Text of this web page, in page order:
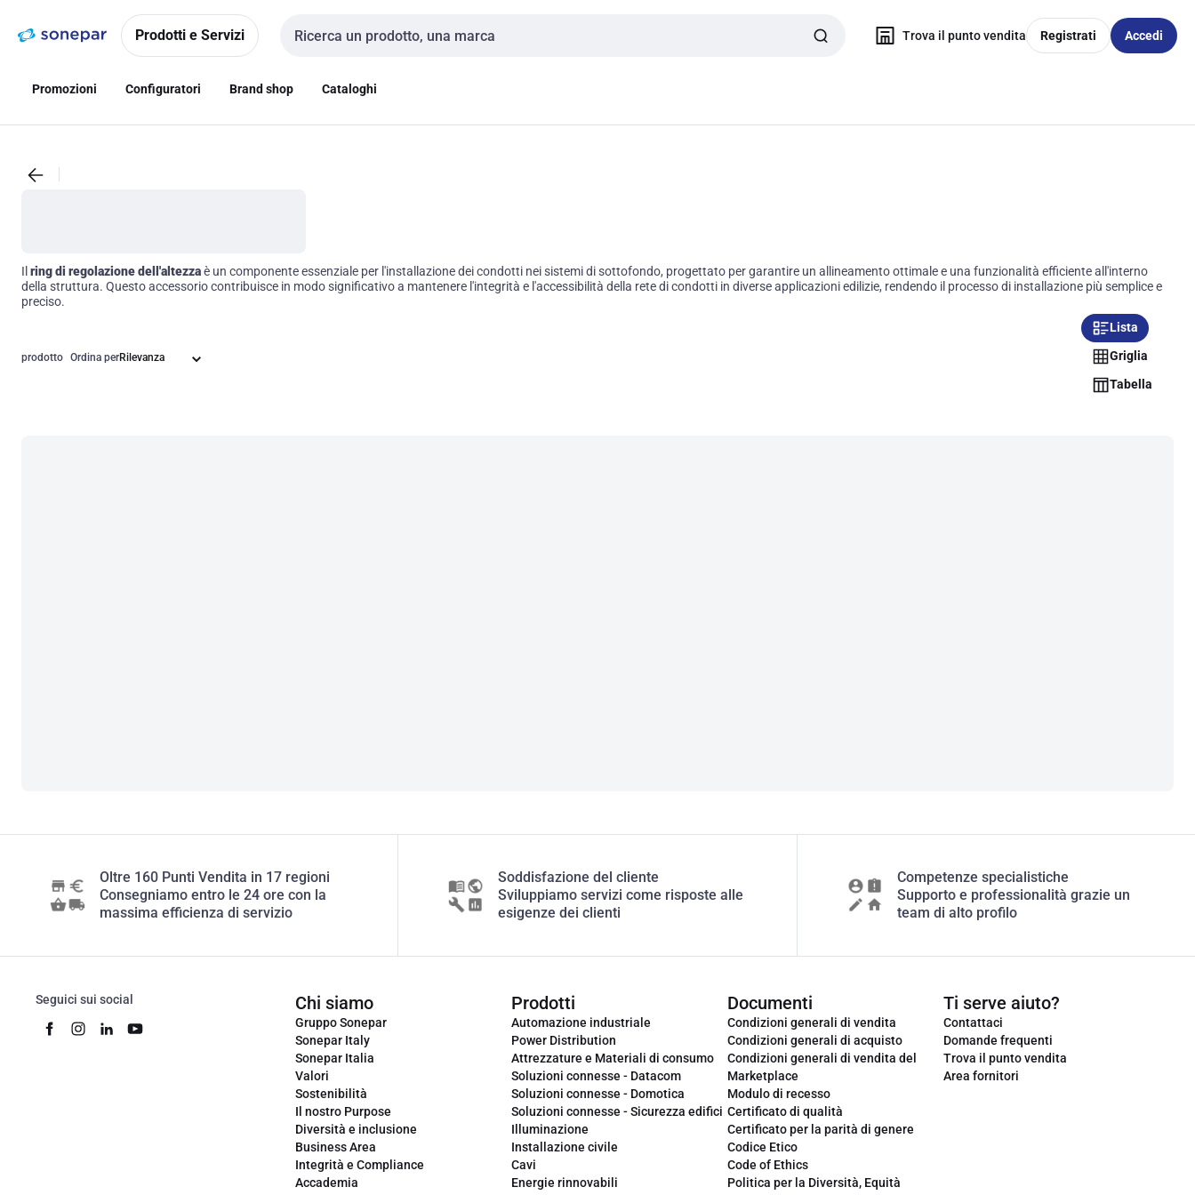
navigazionealla
Prodotti e Servizi
Cerca input
Trova il punto vendita Registrati Accedi
Promozioni Configuratori Brand shop Cataloghi
Il ring di regolazione dell'altezzaè un componente essenziale per l'installazione dei condotti nei sistemi di sottofondo, progettato per garantire un allineamento ottimale e una funzionalità efficiente all'interno
della struttura. Questo accessorio contribuisce in modo significativo a mantenere l'integrità e l'accessibilità della rete di condotti in diverse applicazioni edilizie, rendendo il processo di installazione più semplice e
preciso.
prodotto Ordina per
Lista
Griglia
Tabella
Oltre 160 Punti Vendita in 17 regioni
Consegniamo entro le 24 ore con la
massima efficienza di servizio
Soddisfazione del cliente
Sviluppiamo servizi come risposte alle
esigenze dei clienti
Competenze specialistiche
Supporto e professionalità grazie un
team di alto profilo
Seguici sui social Chi siamo
Gruppo Sonepar
Sonepar Italy
Sonepar Italia
Valori
Sostenibilità
Il nostro Purpose
Diversità e inclusione
Business Area
Integrità e Compliance
Accademia
Prodotti
Automazione industriale
Power Distribution
Attrezzature e Materiali di consumo
Soluzioni connesse - Datacom
Soluzioni connesse - Domotica
Soluzioni connesse - Sicurezza edifici
Illuminazione
Installazione civile
Cavi
Energie rinnovabili
Documenti
Condizioni generali di vendita
Condizioni generali di acquisto
Condizioni generali di vendita del
Marketplace
Modulo di recesso
Certificato di qualità
Certificato per la parità di genere
Codice Etico
Code of Ethics
Politica per la Diversità, Equità
Ti serve aiuto?
Contattaci
Domande frequenti
Trova il punto vendita
Area fornitori